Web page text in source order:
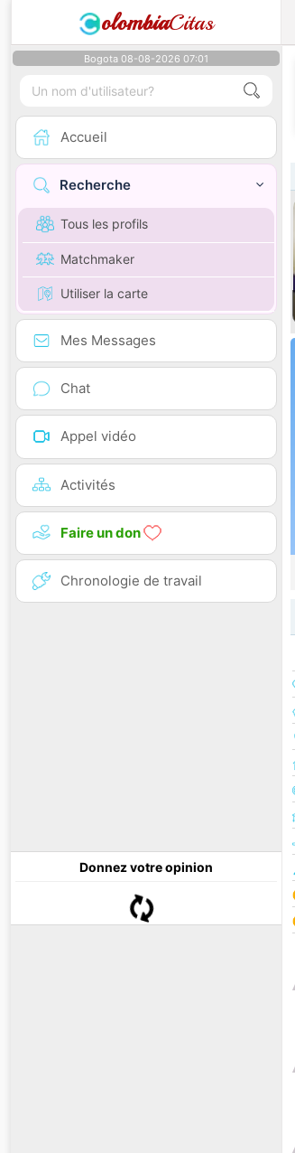
olombiaCitas
Bogota 08-08-2026 07:01
Accueil
Recherche
Tous les profils
Matchmaker
Utiliser la carte
Mes Messages
Chat
Appel vidéo
Activités
Faire un don
Chronologie de travail
Donnez votre opinion